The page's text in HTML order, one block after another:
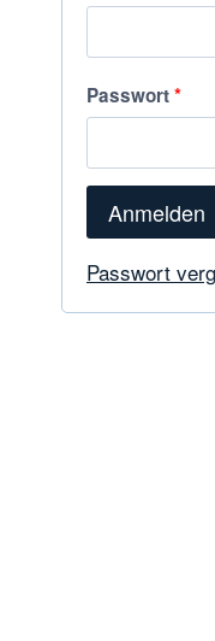
Passwort*
Anmelden
Passwort